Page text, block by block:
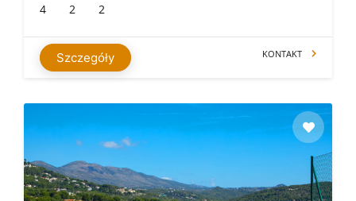
4 2 2
Szczegóły KONTAKT